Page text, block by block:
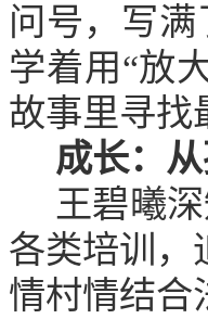
问号，写
学着用“放
故事里寻找
成长：
王碧曦
各类培训，
情村情结